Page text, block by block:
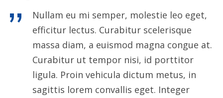
Nullam eu mi semper, molestie leo eget,
efficitur lectus. Curabitur scelerisque
massa diam, a euismod magna congue at.
Curabitur ut tempor nisi, id porttitor
ligula. Proin vehicula dictum metus, in
sagittis lorem convallis eget. Integer